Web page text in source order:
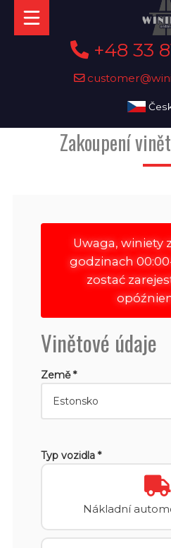
+48 33
Zakoupení
Uwaga, winiety
godzinach
zostać
Vinětové údaje
Země *
Typ vozidla *
Nákladní